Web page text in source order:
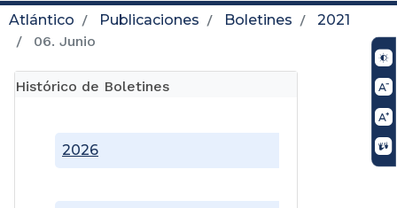
Atlántico Publicaciones Boletines
2021
06. Junio
Histórico de Boletines
2026